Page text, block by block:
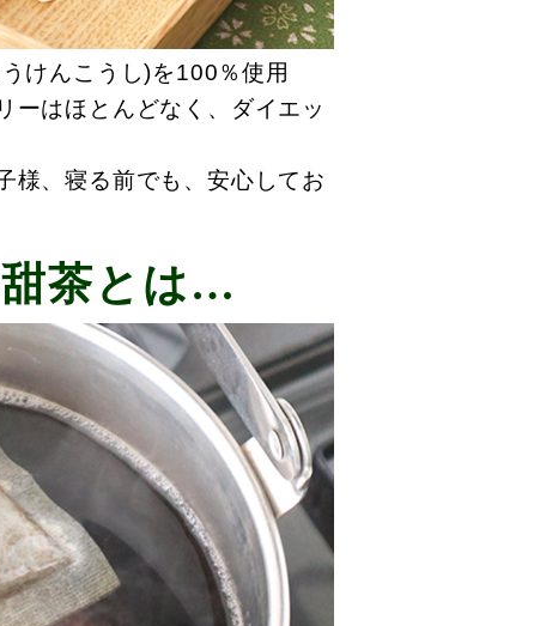
けんこうし)を100％使用
ーはほとんどなく、ダイエッ
様、寝る前でも、安心してお
茶とは…